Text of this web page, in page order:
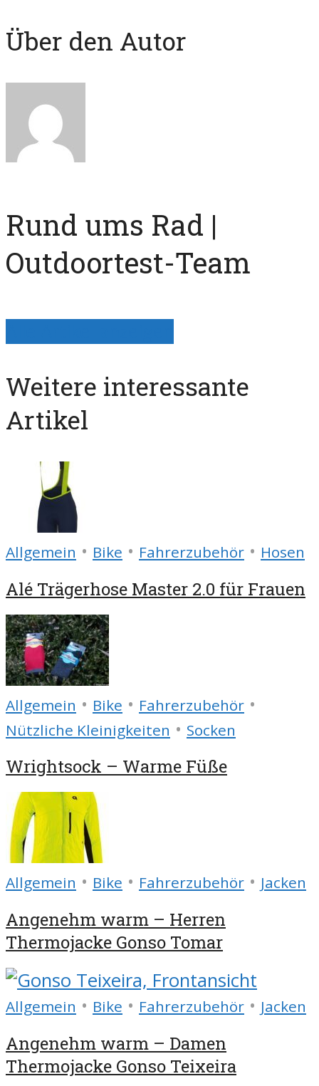
Über den Autor
Rund ums Rad |
Outdoortest-Team
Weitere interessante
Artikel
Allgemein • Bike • Fahrerzubehör • Hosen
Alé Trägerhose Master 2.0 für Frauen
Allgemein • Bike • Fahrerzubehör •
Nützliche Kleinigkeiten • Socken
Wrightsock – Warme Füße
Allgemein • Bike • Fahrerzubehör • Jacken
Angenehm warm – Herren
Thermojacke Gonso Tomar
Allgemein • Bike • Fahrerzubehör • Jacken
Angenehm warm – Damen
Thermojacke Gonso Teixeira